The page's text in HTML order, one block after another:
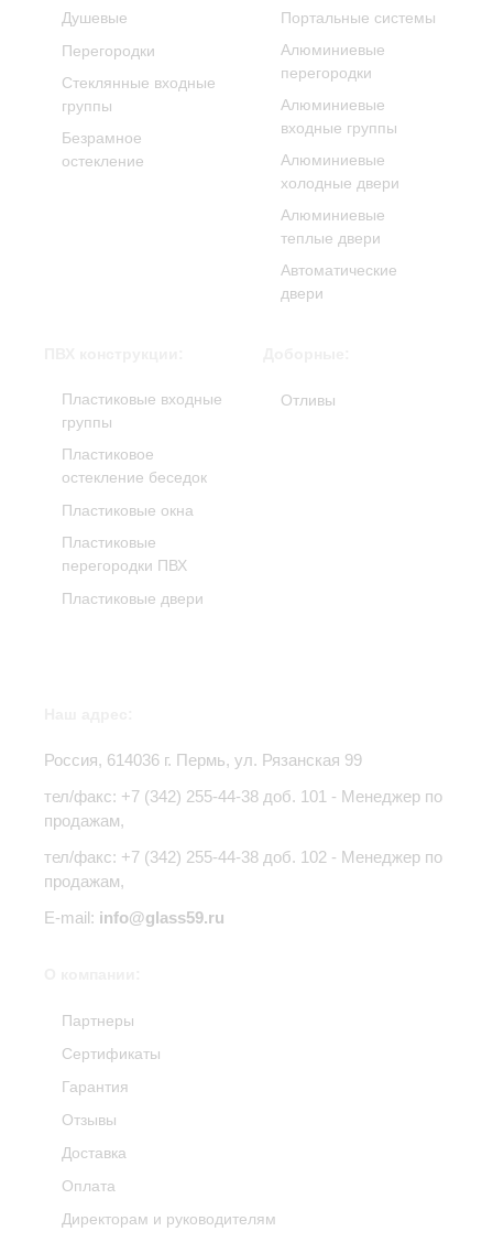
Душевые
Перегородки
Стеклянные входные
группы
Безрамное
остекление
Портальные системы
Алюминиевые
перегородки
Алюминиевые
входные группы
Алюминиевые
холодные двери
Алюминиевые
теплые двери
Автоматические
двери
Пластиковые входные
группы
Пластиковое
остекление беседок
Пластиковые окна
Пластиковые
перегородки ПВХ
Пластиковые двери
Отливы
Россия, 614036 г. Пермь, ул. Рязанская 99
тел/факс: +7 (342) 255-44-38 доб. 101 - Менеджер по
продажам,
тел/факс: +7 (342) 255-44-38 доб. 102 - Менеджер по
продажам,
E-mail: info@glass59.ru
Партнеры
Сертификаты
Гарантия
Отзывы
Доставка
Оплата
Директорам и руководителям